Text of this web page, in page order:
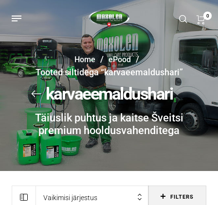
0
Home / ePood /
Tooted siltidega “karvaeemaldushari”
karvaeemaldushari
Täiuslik puhtus ja kaitse Šveitsi
premium hooldusvahenditega
Vaikimisi järjestus FILTERS